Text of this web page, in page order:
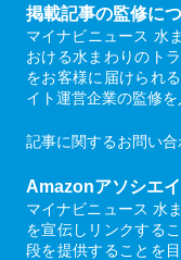
掲載記事の監修に
マイナビニュース 水
おける水まわりのト
をお客様に届けられ
イト運営企業の監修を
記事に関するお問い合
Amazonアソシエ
マイナビニュース 水
を宣伝しリンクする
段を提供することを